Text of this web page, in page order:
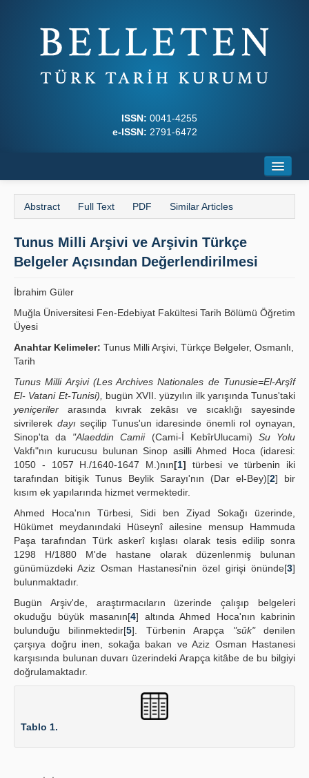
ISSN: 0041-4255
e-ISSN: 2791-6472
About
Journal Boards
Writing Rules
Publication Policies
Contact Us
Abstract Full Text PDF Similar Articles
Tunus Milli Arşivi ve Arşivin Türkçe
Belgeler Açısından Değerlendirilmesi
İbrahim Güler
Muğla Üniversitesi Fen-Edebiyat Fakültesi Tarih Bölümü Öğretim
Üyesi
Anahtar Kelimeler: Tunus Milli Arşivi, Türkçe Belgeler, Osmanlı,
Tarih
Tunus Milli Arşivi (Les Archives Nationales de Tunusie=El-Arşîf
El- Vatani Et-Tunisi),
bugün XVII. yüzyılın ilk yarışında Tunus'taki
yeniçeriler arasında kıvrak zekâsı ve sıcaklığı sayesinde
sivrilerek dayıseçilip Tunus'un idaresinde önemli rol oynayan,
Sinop'ta da "Alaeddin Camii(Cami-İ KebîrUlucami) Su Yolu
Vakfı"nın kurucusu bulunan Sinop asilli Ahmed Hoca (idaresi:
1050 - 1057 H./1640-1647 M.)nın[1] türbesi ve türbenin iki
tarafından bitişik Tunus Beylik Sarayı'nın (Dar el-Bey)[2] bir
kısım ek yapılarında hizmet vermektedir.
Ahmed Hoca'nın Türbesi, Sidi ben Ziyad Sokağı üzerinde,
Hükümet meydanındaki Hüseynî ailesine mensup Hammuda
Paşa tarafından Türk askerî kışlası olarak tesis edilip sonra
1298 H/1880 M'de hastane olarak düzenlenmiş bulunan
günümüzdeki Aziz Osman Hastanesi'nin özel girişi önünde[3]
bulunmaktadır.
Bugün Arşiv'de, araştırmacıların üzerinde çalışıp belgeleri
okuduğu büyük masanın[4] altında Ahmed Hoca'nın kabrinin
bulunduğu bilinmektedir[5]. Türbenin Arapça "sûk"denilen
çarşıya doğru inen, sokağa bakan ve Aziz Osman Hastanesi
karşısında bulunan duvarı üzerindeki Arapça kitâbe de bu bilgiyi
doğrulamaktadır.
Tablo 1.